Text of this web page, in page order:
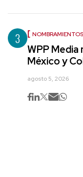
3 NOMBRAMIENTOS
WPP
México y
agosto 5, 2026